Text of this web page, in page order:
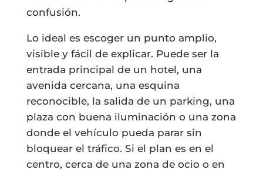
confusión.
Lo ideal es escoger un punto amplio,
visible y fácil de explicar. Puede ser la
entrada principal de un hotel, una
avenida cercana, una esquina
reconocible, la salida de un parking, una
plaza con buena iluminación o una zona
donde el vehículo pueda parar sin
bloquear el tráfico. Si el plan es en el
centro, cerca de una zona de ocio o en